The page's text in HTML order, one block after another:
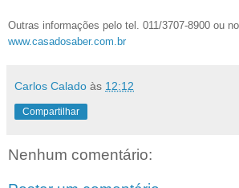
Outras informações pelo tel. 011/3707-8900 ou no
www.casadosaber.com.br
Carlos Calado às 12:12
Compartilhar
Nenhum comentário: